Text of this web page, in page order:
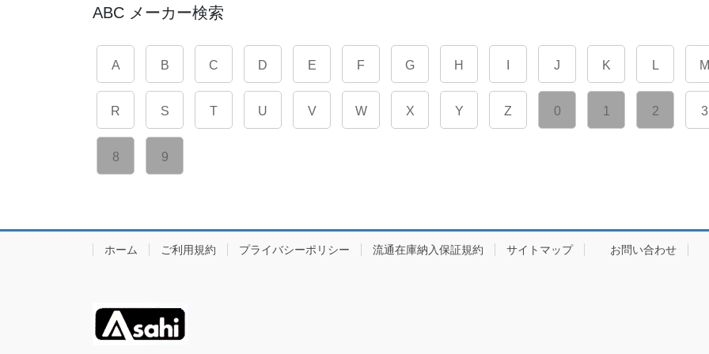
ABC メーカー検索
A B C D E F G H J K L M
R S T U V W X Y Z 0 1 2 3
8 9
ホーム ご利用規約 プライバシーポリシー 流通在庫納入保証規約 サイトマップ お問い合わせ